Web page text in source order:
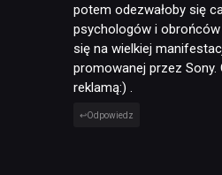
potem odezwałoby się
psychologów i
się na wielkiej
promowanej przez Sony.
reklamą:) .
Odpowiedz